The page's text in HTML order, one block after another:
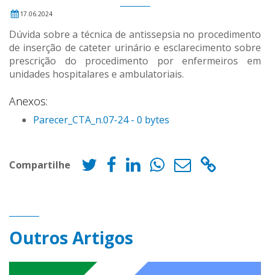
17.06.2024
Dúvida sobre a técnica de antissepsia no procedimento
de inserção de cateter urinário e esclarecimento sobre
prescrição do procedimento por enfermeiros em
unidades hospitalares e ambulatoriais.
Anexos:
Parecer_CTA_n.07-24 - 0 bytes
Compartilhe
Outros Artigos